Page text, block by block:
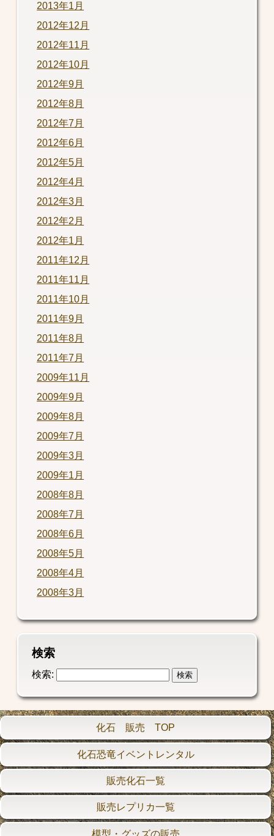
2013年1月
2012年12月
2012年11月
2012年10月
2012年9月
2012年8月
2012年7月
2012年6月
2012年5月
2012年4月
2012年3月
2012年2月
2012年1月
2011年12月
2011年11月
2011年10月
2011年9月
2011年8月
2011年7月
2009年11月
2009年9月
2009年8月
2009年7月
2009年3月
2009年1月
2008年8月
2008年7月
2008年6月
2008年5月
2008年4月
2008年3月
検索
検索:
化石 販売 TOP
化石恐竜イベントレンタル
販売化石一覧
販売レプリカ一覧
模型・グッズの販売